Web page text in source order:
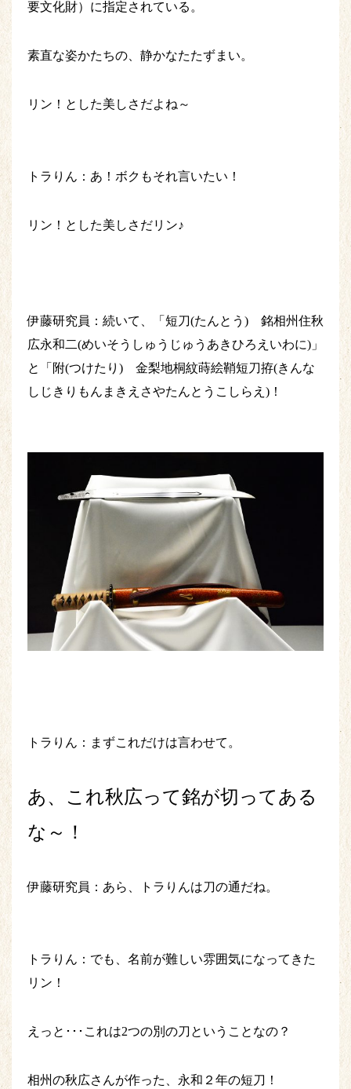
要文化財）に指定されている。
素直な姿かたちの、静かなたたずまい。
リン！とした美しさだよね～
トラりん：あ！ボクもそれ言いたい！
リン！とした美しさだリン♪
伊藤研究員：続いて、「短刀(たんとう) 銘相州住秋
広永和二(めいそうしゅうじゅうあきひろえいわに)」
と「附(つけたり) 金梨地桐紋蒔絵鞘短刀拵(きんな
しじきりもんまきえさやたんとうこしらえ)！
トラりん：まずこれだけは言わせて。
あ、これ秋広って銘が切ってある
な～！
伊藤研究員：あら、トラりんは刀の通だね。
トラりん：でも、名前が難しい雰囲気になってきた
リン！
えっと･･･これは2つの別の刀ということなの？
相州の秋広さんが作った、永和２年の短刀！